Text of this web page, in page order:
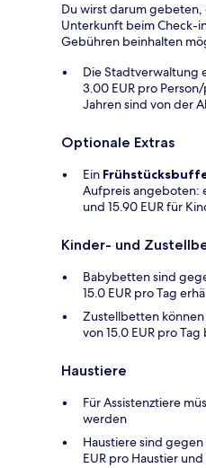
Du wirst darum
Unterkunft beim Check-
Gebühren beinhalten
Die Stadtverwaltung
3.00 EUR pro
Jahren sind von der
Optionale Extras
Ein
Aufpreis angeboten:
und 15.90 EUR für
Kinder- und
Babybetten sind
15.0 EUR pro Tag
Zustellbetten
von 15.0 EUR pro
Haustiere
Für Assistenztiere
werden
Haustiere sind
EUR pro Haustier